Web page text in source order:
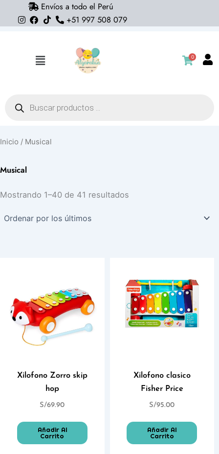
Envíos a todo el Perú
+51 997 508 079
Flyout
0
productos
Inicio / Musical
Musical
Mostrando 1–40 de 41 resultados
Xilofono Zorro skip
hop
S/69.90
Añadir Al
Carrito
Xilofono clasico
Fisher Price
S/95.00
Añadir Al
Carrito